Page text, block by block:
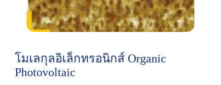
โมเลกุลอิเล็กทรอนิกส์ Organic
Photovoltaic